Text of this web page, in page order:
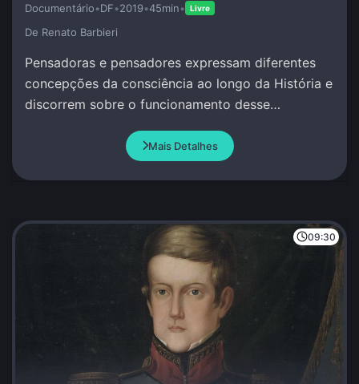
Documentário•DF•2019•45min• Livre
De Renato Barbieri
Pensadoras e pensadores expressam diferentes
concepções da consciência ao longo da História e
discorrem sobre o funcionamento desse
Mais Detalhes
09:30